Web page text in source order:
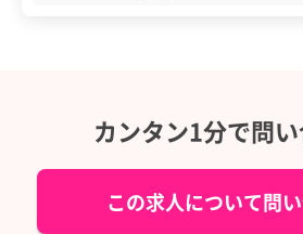
カンタン1分で問い
この求人について問